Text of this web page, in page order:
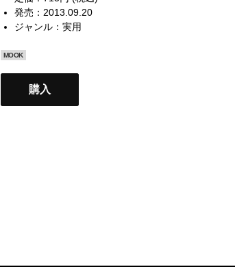
発売：2013.09.20
ジャンル： 実用
MOOK
購入